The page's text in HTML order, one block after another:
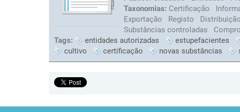
Taxonomias: Certificação
Exportação
Registo Distribuição
Substâncias controladas
Tags:
entidades autorizadas estupefacientes
cultivo
certificação novas substâncias